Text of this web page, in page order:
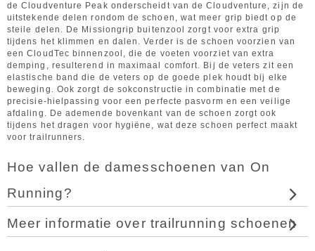
de Cloudventure Peak onderscheidt van de Cloudventure, zijn de
uitstekende delen rondom de schoen, wat meer grip biedt op de
steile delen. De Missiongrip buitenzool zorgt voor extra grip
tijdens het klimmen en dalen. Verder is de schoen voorzien van
een CloudTec binnenzool, die de voeten voorziet van extra
demping, resulterend in maximaal comfort. Bij de veters zit een
elastische band die de veters op de goede plek houdt bij elke
beweging. Ook zorgt de sokconstructie in combinatie met de
precisie-hielpassing voor een perfecte pasvorm en een veilige
afdaling. De ademende bovenkant van de schoen zorgt ook
tijdens het dragen voor hygiëne, wat deze schoen perfect maakt
voor trailrunners.
Hoe vallen de damesschoenen van On
Running?
Meer informatie over trailrunning schoenen